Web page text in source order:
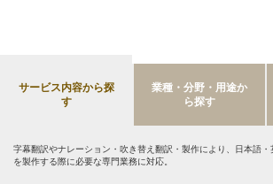
サービス内容から探
す
業種・分野・用途か
ら探す
字幕翻訳やナレーション・吹き替え翻訳・製作により、⽇本語
を製作する際に必要な専⾨業務に対応。